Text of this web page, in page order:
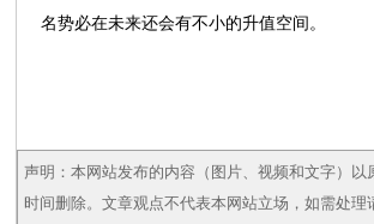
名势必在未来还会有不小的升值空间。
声明：本网站发布的内容（图片、视频和文字）
时间删除。文章观点不代表本网站立场，如需处